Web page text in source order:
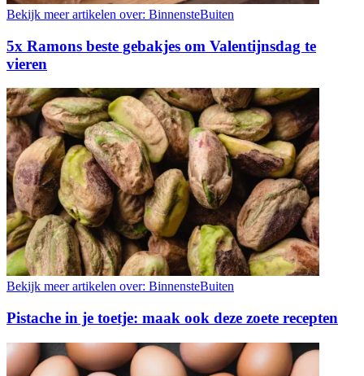
Bekijk meer artikelen over: BinnensteBuiten
5x Ramons beste gebakjes om Valentijnsdag te
vieren
Bekijk meer artikelen over: BinnensteBuiten
Pistache in je toetje: maak ook deze zoete recepten